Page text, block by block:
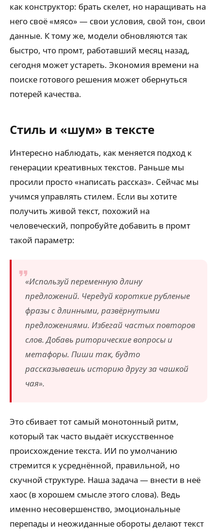
как конструктор: брать скелет, но наращивать на
него своё «мясо» — свои условия, свой тон, свои
данные. К тому же, модели обновляются так
быстро, что промт, работавший месяц назад,
сегодня может устареть. Экономия времени на
поиске готового решения может обернуться
потерей качества.
Стиль и «шум» в тексте
Интересно наблюдать, как меняется подход к
генерации креативных текстов. Раньше мы
просили просто «написать рассказ». Сейчас мы
учимся управлять стилем. Если вы хотите
получить живой текст, похожий на
человеческий, попробуйте добавить в промт
такой параметр:
«Используй переменную длину
предложений. Чередуй короткие рубленые
фразы с длинными, развёрнутыми
предложениями. Избегай частых повторов
слов. Добавь риторические вопросы и
метафоры. Пиши так, будто
рассказываешь историю другу за чашкой
чая».
Это сбивает тот самый монотонный ритм,
который так часто выдаёт искусственное
происхождение текста. ИИ по умолчанию
стремится к усреднённой, правильной, но
скучной структуре. Наша задача — внести в неё
хаос (в хорошем смысле этого слова). Ведь
именно несовершенство, эмоциональные
перепады и неожиданные обороты делают текст